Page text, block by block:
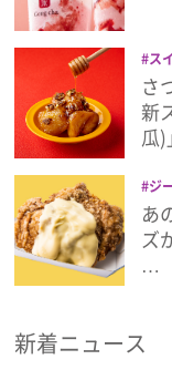
インタビュー
フィルム
Emoメン
ランキング
Emo!miuとは？
ス
芋
さ
新
瓜
ジ
あ
ズ
…
新着ニュース